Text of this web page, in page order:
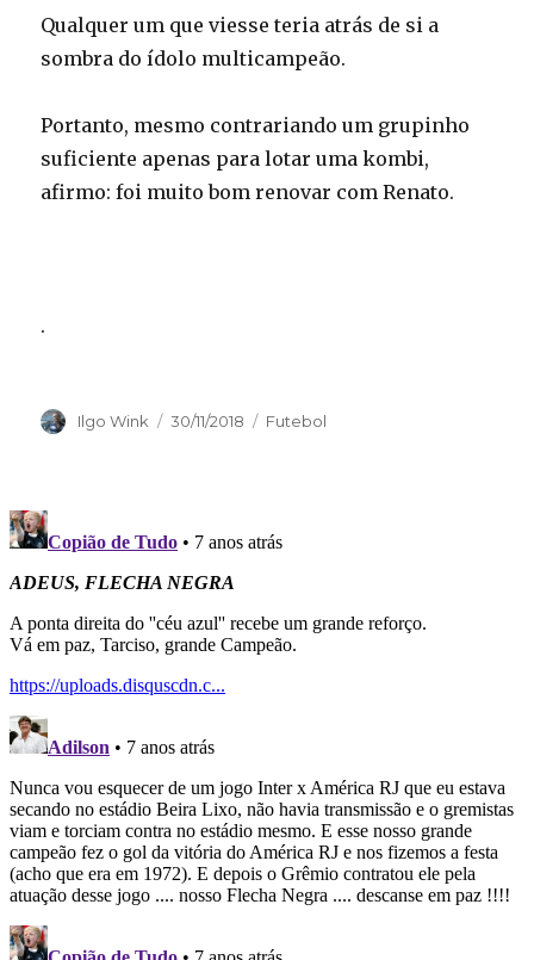
Qualquer um que viesse teria atrás de si a
sombra do ídolo multicampeão.
Portanto, mesmo contrariando um grupinho
suficiente apenas para lotar uma kombi,
afirmo: foi muito bom renovar com Renato.
.
Autor
Ilgo Wink
Publicado
30/11/2018 Categorias
Futebol